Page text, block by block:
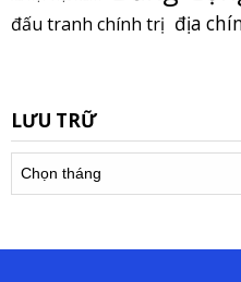
đấu tranh chính trị địa
LƯU TRỮ
Lưu